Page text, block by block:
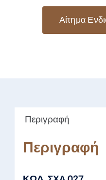
Αίτημα
Περιγραφή
Περιγραφή